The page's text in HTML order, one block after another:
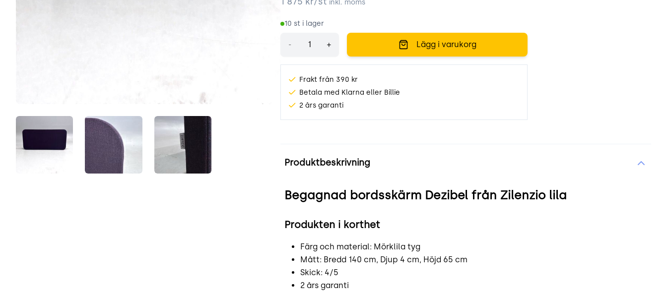
q-3cY-EO9XQm.jpegHpfX0FP_pb5S.jpegNnmKKWTHdDNz.jpeg
inkl. moms
10 st i lager
- + Lägg i varukorg
Frakt från 390 kr
Betala med Klarna eller Billie
2 års garanti
Produktbeskrivning
Begagnad bordsskärm Dezibel från Zilenzio lila
Produkten i korthet
Färg och material: Mörklila tyg
Mått: Bredd 140 cm, Djup 4 cm, Höjd 65 cm
Skick: 4/5
2 års garanti